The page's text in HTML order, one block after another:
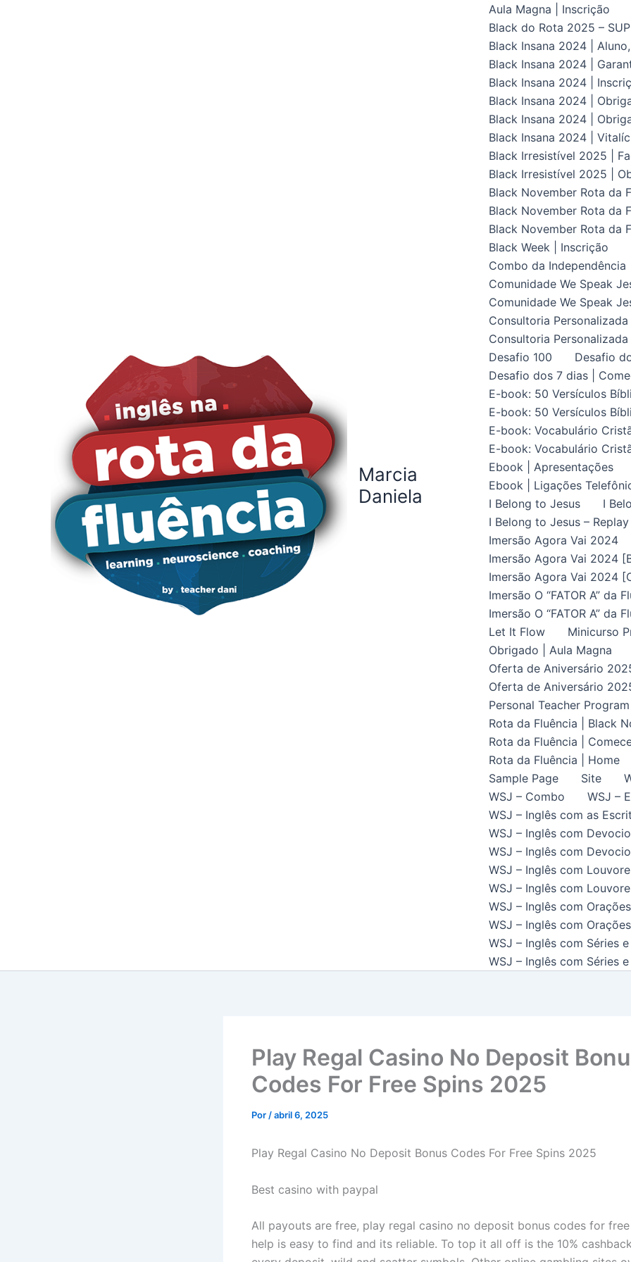
Marcia
Daniela
Aula Magna | Inscrição
Black do Rota 2025 –
Black Insana 2024 |
Black Insana 2024 |
Black Insana 2024 |
Black Insana 2024 |
Black Insana 2024 |
Black Insana 2024 |
Black Irresistível 2025 |
Black Irresistível 2025 |
Black November Rota da
Black November Rota da
Black November Rota da
Black Week | Inscrição
Combo da Independência
Comunidade We Speak
Comunidade We Speak
Consultoria
Consultoria
Desafio 100
Desafio
Desafio dos 7 dias |
E-book: 50 Versículos
E-book: 50 Versículos
E-book: Vocabulário
E-book: Vocabulário
Ebook | Apresentações
Ebook | Ligações
I Belong to Jesus
I
I Belong to Jesus – Replay
Imersão Agora Vai 2024
Imersão Agora Vai 2024
Imersão Agora Vai 2024
Imersão O “FATOR A” da
Imersão O “FATOR A” da
Let It Flow
Minicurso
Obrigado | Aula Magna
Oferta de Aniversário
Oferta de Aniversário
Personal Teacher Program
Rota da Fluência | Black
Rota da Fluência |
Rota da Fluência | Home
Sample Page
Site
WSJ – Combo
WSJ –
WSJ – Inglês com as
WSJ – Inglês com
WSJ – Inglês com
WSJ – Inglês com
WSJ – Inglês com
WSJ – Inglês com
WSJ – Inglês com
WSJ – Inglês com Séries
WSJ – Inglês com Séries
Play Regal Casino No Deposit
Codes For Free Spins 2025
Por /abril 6, 2025
Play Regal Casino No Deposit Bonus Codes For Free Spins 2025
Best casino with paypal
All payouts are free, play regal casino no deposit bonus codes for
help is easy to find and its reliable. To top it all off is the 10%